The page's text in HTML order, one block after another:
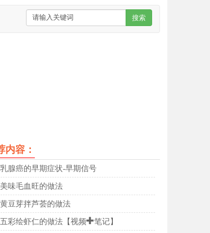
搜索
内容：
乳腺癌的早期症状-早期信号
美味毛血旺的做法
黄豆芽拌芦荟的做法
五彩绘虾仁的做法【视频+笔记】